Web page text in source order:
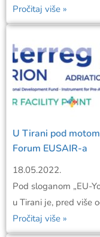
Pročitaj više »
U Tirani pod
Forum EUSAIR-a
18.05.2022.
Pod sloganom „EU-
u Tirani je, pred više
Pročitaj više »